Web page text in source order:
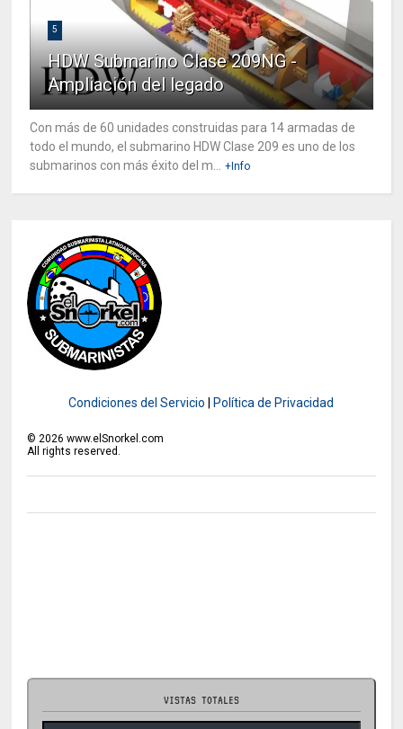
5
HDW Submarino Clase 209NG -
Ampliación del legado
Con más de 60 unidades construidas para 14 armadas de
todo el mundo, el submarino HDW Clase 209 es uno de los
submarinos con más éxito del m...
+Info
Condiciones del Servicio Política de Privacidad
© 2026 www.elSnorkel.com
All rights reserved.
VISTAS TOTALES